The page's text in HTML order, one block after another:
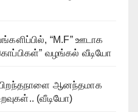
“M.F” ஊடாக
வழங்கல் வீடியோ
ஆனந்தமாக
(வீடியோ)